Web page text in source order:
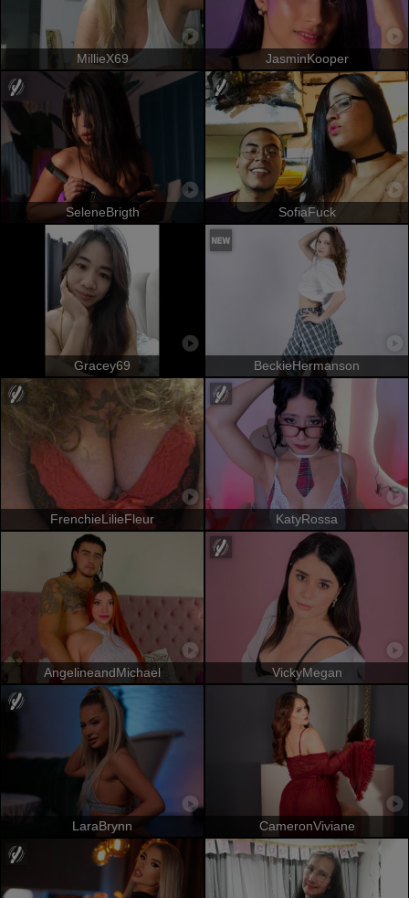
MillieX69 JasminKooper
SeleneBrigth SofiaFuck
Gracey69 BeckieHermanson
FrenchieLilieFleur KatyRossa
AngelineandMichael VickyMegan
LaraBrynn CameronViviane